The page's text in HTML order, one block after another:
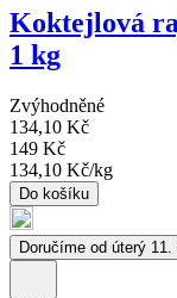
Koktejlová
1 kg
Zvýhodněné
134,10 Kč
149 Kč
134,10 Kč/kg
Do košíku
Doručíme od úterý 11.